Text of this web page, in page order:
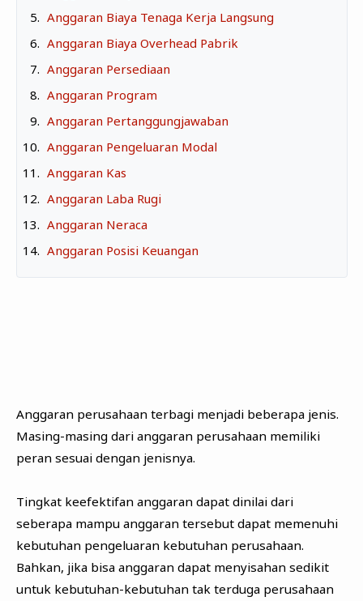
BEAUTY & HEALTH
TRAVELLING
Anggaran Biaya Tenaga Kerja Langsung
Anggaran Biaya Overhead Pabrik
‍Anggaran Persediaan
Anggaran Program
Anggaran Pertanggungjawaban
Anggaran Pengeluaran Modal
Anggaran Kas
Anggaran Laba Rugi
Anggaran Neraca
Anggaran Posisi Keuangan
Anggaran perusahaan terbagi menjadi beberapa jenis.
Masing-masing dari anggaran perusahaan memiliki
peran sesuai dengan jenisnya.
Tingkat keefektifan anggaran dapat dinilai dari
seberapa mampu anggaran tersebut dapat memenuhi
kebutuhan pengeluaran kebutuhan perusahaan.
Bahkan, jika bisa anggaran dapat menyisahan sedikit
untuk kebutuhan-kebutuhan tak terduga perusahaan